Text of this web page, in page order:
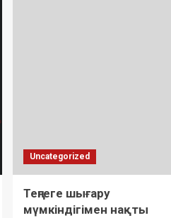
Uncategorized
Теңгеге шығару
мүмкіндігімен нақты